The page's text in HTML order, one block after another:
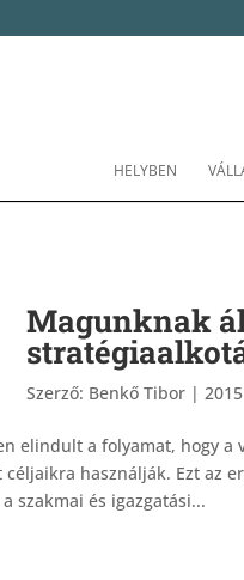
HELYBEN
Magunknak
Szerző: Benkő Tibor |
elindult a folyamat, hogy
használják. Ezt az
szakmai és igazgatási...